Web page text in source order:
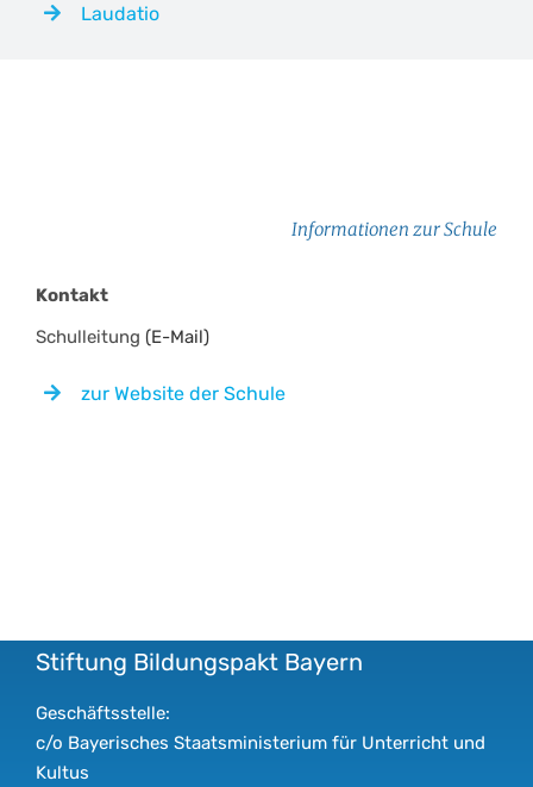
Laudatio
Informationen zur Schule
Kontakt
Schulleitung (E-Mail)
zur Website der Schule
Stiftung Bildungspakt Bayern
Geschäftsstelle:
c/o Bayerisches Staatsministerium für Unterricht und
Kultus